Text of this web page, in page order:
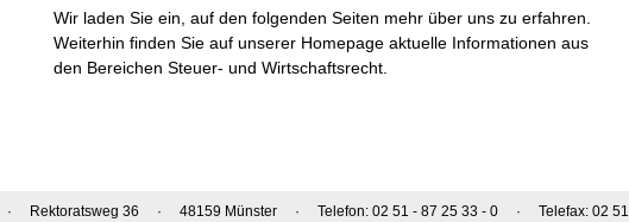
Wir laden Sie ein, auf den folgenden Seiten mehr über uns zu erfahren.
Weiterhin finden Sie auf unserer Homepage aktuelle Informationen aus
den Bereichen Steuer- und Wirtschaftsrecht.
· Rektoratsweg 36 · 48159 Münster · Telefon: 02 51 - 87 25 33 - 0 · Telefax: 02 51